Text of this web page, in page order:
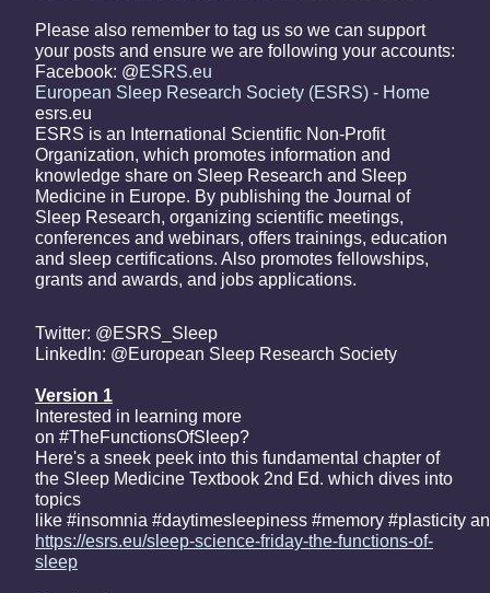
Please also remember to tag us so we can support
your posts and ensure we are following your accounts:
Facebook: @ESRS.eu
European Sleep Research Society (ESRS) - Home
esrs.eu
ESRS is an International Scientific Non-Profit
Organization, which promotes information and
knowledge share on Sleep Research and Sleep
Medicine in Europe. By publishing the Journal of
Sleep Research, organizing scientific meetings,
conferences and webinars, offers trainings, education
and sleep certifications. Also promotes fellowships,
grants and awards, and jobs applications.
Twitter: @ESRS_Sleep
LinkedIn: @European Sleep Research Society
Version 1
Interested in learning more
on #TheFunctionsOfSleep?
Here's a sneek peek into this fundamental chapter of
the Sleep Medicine Textbook 2nd Ed. which dives into
topics
like #insomnia #daytimesleepiness #memory #plasticity
https://esrs.eu/sleep-science-friday-the-functions-of-
sleep